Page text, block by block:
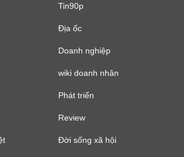
Tin90p
Địa ốc
Doanh nghiệp
wiki doanh nhân
Phát triển
Review
Đời sống xã hội